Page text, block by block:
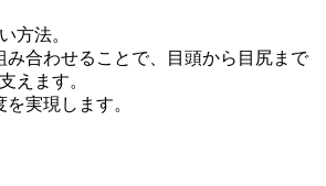
方法。
み合わせることで、目頭から目尻まで
えます。
実現します。